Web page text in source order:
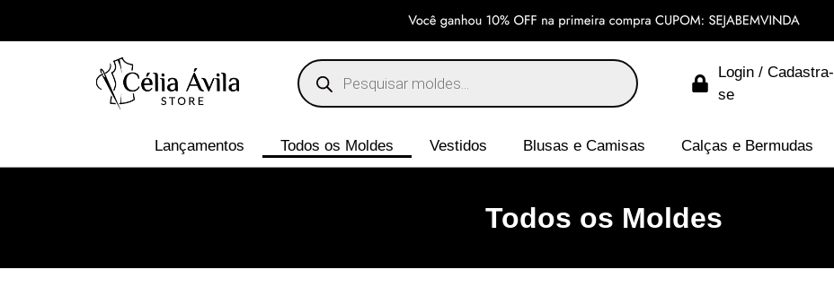
Login / Cadastra-
se
Lançamentos Todos os Moldes Vestidos Blusas e Camisas Calças e Bermudas
Todos os Moldes